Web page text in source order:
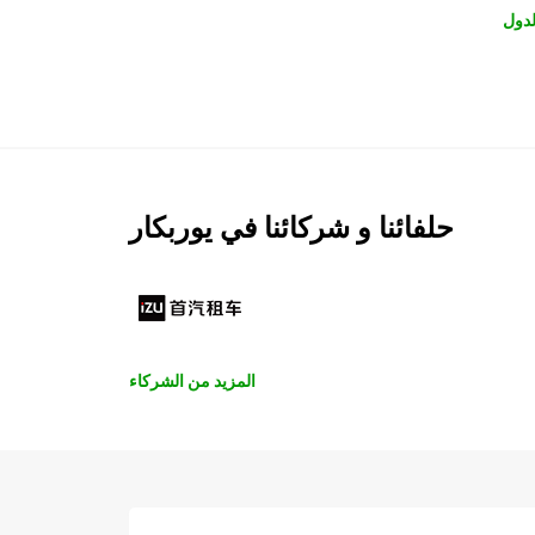
حلفائنا و شركائنا في يوربكار
المزيد من الشركاء